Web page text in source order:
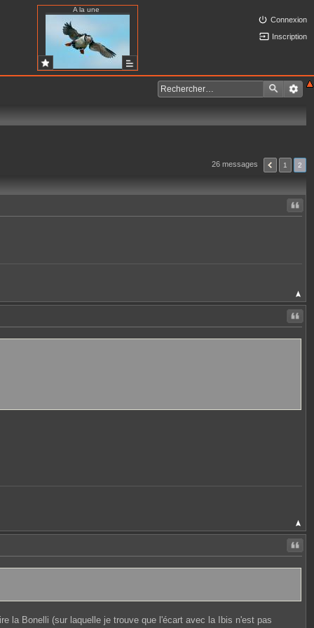
A la une
Connexion
Inscription
26 messages 1 2
Citer
Citer
Citer
la Bonelli (sur laquelle je trouve que l'écart avec la Ibis n'est pas